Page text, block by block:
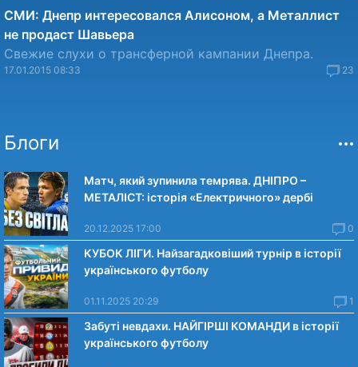
СМИ: Днепр интересовался Алисоном, а Металлист
не продаст Шавьера
Свежие слухи о трансферной кампании Днепра.
17.01.2015 08:33 23
Блоги
Матч, який зупинила темрява. ДНІПРО –
МЕТАЛІСТ: історія «Електричного» дербі
20.12.2025 17:00 0
КУБОК ЛІГИ. Найзагадковіший турнір в історії
українського футболу
01.11.2025 20:29 1
Забуті невдахи. НАЙГІРШІ КОМАНДИ в історії
українського футболу